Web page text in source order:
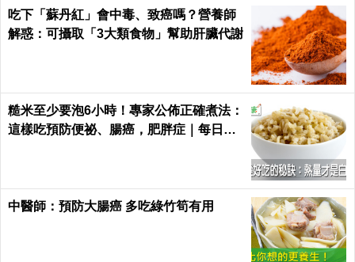
吃下「蘇丹紅」會中毒、致癌嗎？營養師
解惑：可攝取「3大類食物」幫助肝臟代謝
糙米至少要泡6小時！專家公佈正確煮法：
這樣吃預防便祕、腸癌，肥胖症｜每日健
中醫師：預防大腸癌 多吃綠竹筍有用